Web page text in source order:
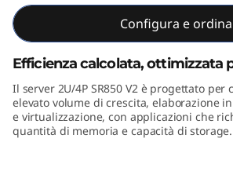
2
Configura e ordina
Efficienza calcolata, ottimizzata
Il server 2U/4P SR850 V2 è progettato per
elevato volume di crescita, elaborazione
e virtualizzazione, con applicazioni che
quantità di memoria e capacità di storage.